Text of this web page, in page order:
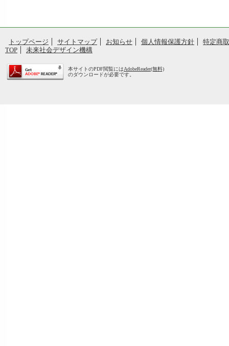
トップページ サイトマップ お知らせ 個人情報保護方針
特定商
TOP
未来社会デザイン機構
本サイトのPDF閲覧にはAdobeReader(無料)
のダウンロードが必要です。